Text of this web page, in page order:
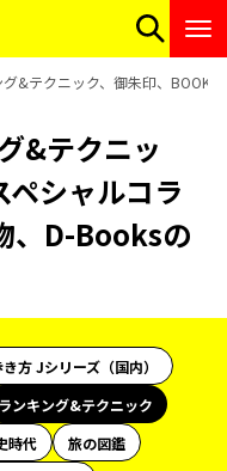
&テクニック、御朱印、
&テクニッ
ペシャルコラ
、D-Booksの
方 Jシリーズ（国内）
ランキング&テクニック
時代
旅の図鑑